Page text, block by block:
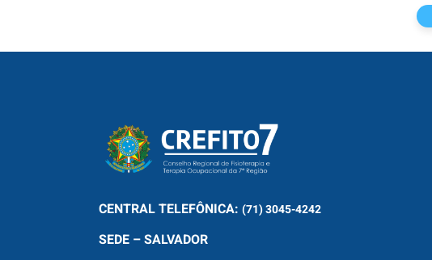
CENTRALTELEFÔNICA: (71) 3045-4242
SEDE – SALVADOR